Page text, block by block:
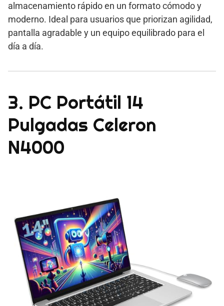
almacenamiento rápido en un formato cómodo y
moderno. Ideal para usuarios que priorizan agilidad,
pantalla agradable y un equipo equilibrado para el
día a día.
3. PC Portátil 14
Pulgadas Celeron
N4000